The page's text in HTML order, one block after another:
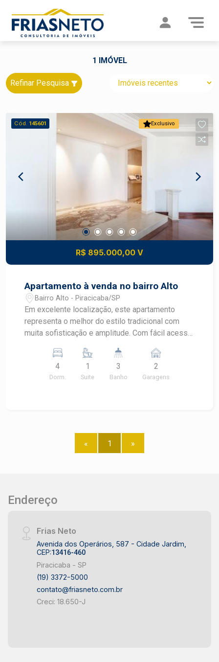
1 IMÓVEL
Refinar Pesquisa
Exclusivo
Cód. 145601
R$ 895.000,00 V
Apartamento à venda no bairro Alto
Bairro Alto - Piracicaba/SP
Em excelente localização, este apartamento
representa o melhor do estilo tradicional com
muita sofisticação e amplitude. Com fácil acesso
Independência, é vizinho de inúmeros comércios
e serviços. - 183,12m² de área útil; - 4
dormitórios, sendo 1 suíte com closet e todos
distribuição com armário embutido; - 2 vagas de
4
Dorm.
1
Suite
3
Banho
2
Garagens
« 1 »
Endereço
Frias Neto
Avenida dos Operários, 587 - Cidade Jardim,
CEP:13416-460
Piracicaba - SP
(19) 3372-5000
contato@friasneto.com.br
Creci: 18.650-J